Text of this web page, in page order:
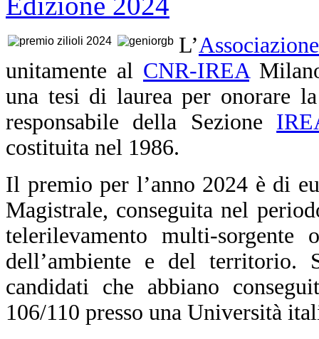
L’
unitamente al CNR-IREA
una tesi di laurea per onorare
responsabile della Sezione
costituita nel 1986.
Il premio per l’anno 2024 è di
Magistrale, conseguita nel
telerilevamento multi-
dell’ambiente e del territorio.
candidati che abbiano
106/110 presso una Università